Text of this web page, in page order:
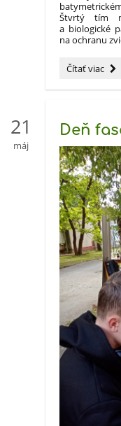
Štvrtý tím
a biologické
na ochranu
JUNIOR
EXPERT
Poľsko
2026:
Čítať viac
Deň
21
máj